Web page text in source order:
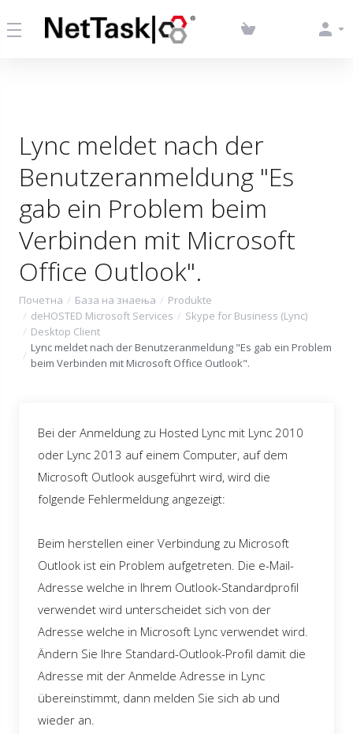
Lync meldet nach der
Benutzeranmeldung "Es
gab ein Problem beim
Verbinden mit Microsoft
Office Outlook".
Почетна База на знаења
Produkte
deHOSTED Microsoft Services
Skype for Business (Lync)
Desktop Client
Lync meldet nach der Benutzeranmeldung "Es gab ein Problem
beim Verbinden mit Microsoft Office Outlook".
Bei der Anmeldung zu Hosted Lync mit Lync 2010
oder Lync 2013 auf einem Computer, auf dem
Microsoft Outlook ausgeführt wird, wird die
folgende Fehlermeldung angezeigt:
Beim herstellen einer Verbindung zu Microsoft
Outlook ist ein Problem aufgetreten. Die e-Mail-
Adresse welche in Ihrem Outlook-Standardprofil
verwendet wird unterscheidet sich von der
Adresse welche in Microsoft Lync verwendet wird.
Ändern Sie Ihre Standard-Outlook-Profil damit die
Adresse mit der Anmelde Adresse in Lync
übereinstimmt, dann melden Sie sich ab und
wieder an.